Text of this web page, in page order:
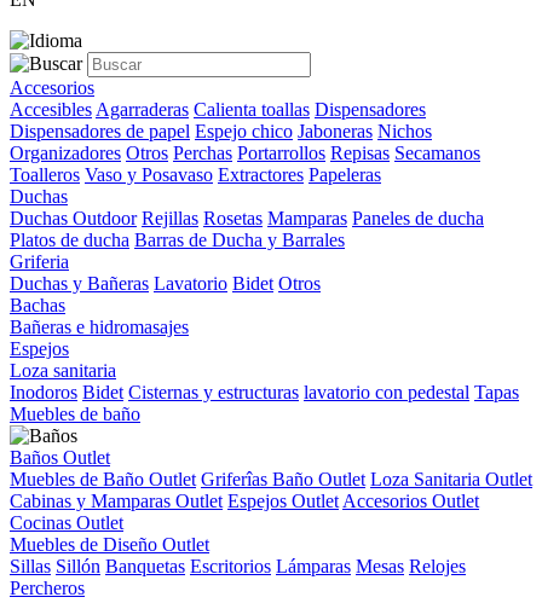
Accesorios
Accesibles Agarraderas Calienta toallas Dispensadores
Dispensadores de papel Espejo chico Jaboneras Nichos
Organizadores Otros Perchas Portarrollos Repisas Secamanos
Toalleros Vaso y Posavaso Extractores Papeleras
Duchas
Duchas Outdoor Rejillas Rosetas Mamparas Paneles de ducha
Platos de ducha Barras de Ducha y Barrales
Griferia
Duchas y Bañeras Lavatorio Bidet Otros
Bachas
Bañeras e hidromasajes
Espejos
Loza sanitaria
Inodoros Bidet Cisternas y estructuras lavatorio con pedestal Tapas
Muebles de baño
Baños Outlet
Muebles de Baño Outlet Griferîas Baño Outlet Loza Sanitaria Outlet
Cabinas y Mamparas Outlet Espejos Outlet Accesorios Outlet
Cocinas Outlet
Muebles de Diseño Outlet
Sillas Sillón Banquetas Escritorios Lámparas Mesas Relojes
Percheros